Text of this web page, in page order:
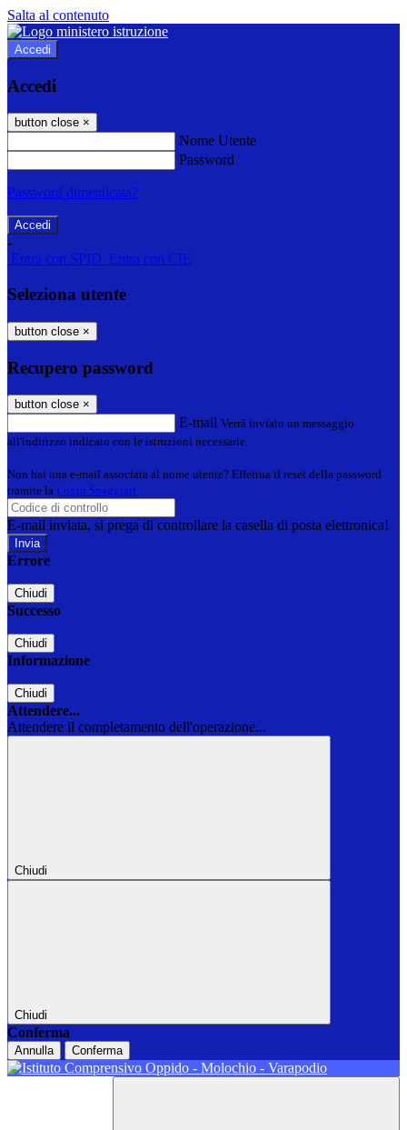
Salta al contenuto
Accedi
Accedi
button close ×
Nome Utente
Password
Password dimenticata?
-
Entra con SPID Entra con CIE
Seleziona utente
button close ×
Recupero password
button close ×
E-mail Verrà inviato un messaggio
all'indirizzo indicato con le istruzioni necessarie.
Non hai una e-mail associata al nome utente? Effettua il reset della password
tramite la Login Spaggiari
E-mail inviata, si prega di controllare la casella di posta elettronica!
Errore
Chiudi
Successo
Chiudi
Informazione
Chiudi
Attendere...
Attendere il completamento dell'operazione...
Chiudi
Chiudi
Conferma
Annulla Conferma